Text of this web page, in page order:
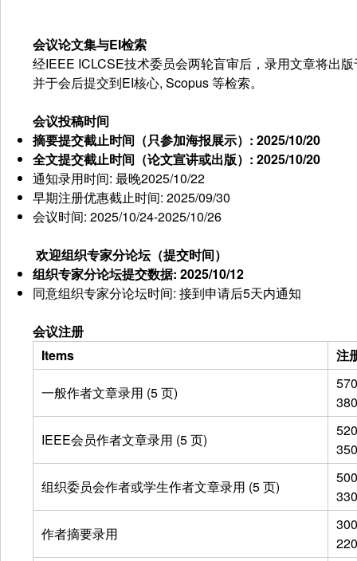
会议论文集与EI检索
经IEEE ICLCSE技术委员会两轮盲审后，录用文章将出
并于会后提交到EI核心, Scopus 等检索。
会议投稿时间
摘要提交截止时间（只参加海报展示） : 2025/10/20
全文提交截止时间（论文宣讲或出版） : 2025/10/20
通知录用时间: 最晚2025/10/22
早期注册优惠截止时间: 2025/09/30
会议时间: 2025/10/24-2025/10/26
欢迎组织专家分论坛（提交时间）
组织专家分论坛提交数据: 2025/10/12
同意组织专家分论坛时间: 接到申请后5天内通知
会议注册
Items
注
一般作者文章录用 (5 页)
IEEE会员作者文章录用 (5 页)
组织委员会作者或学生作者文章录用 (5 页)
作者摘要录用